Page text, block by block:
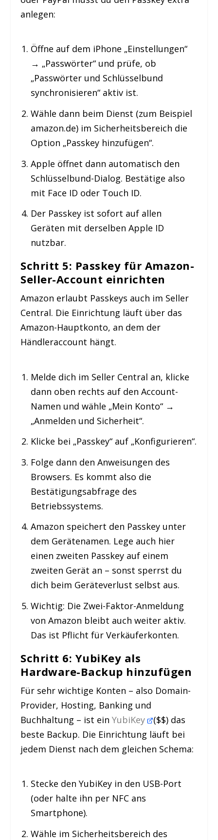
anlegen:
Öffne auf dem iPhone „Einstellungen“
→ „Passwörter“ und prüfe, ob
„Passwörter und Schlüsselbund
synchronisieren“ aktiv ist.
Wähle dann beim Dienst (zum Beispiel
amazon.de) im Sicherheitsbereich die
Option „Passkey hinzufügen“.
Apple öffnet dann automatisch den
Schlüsselbund-Dialog. Bestätige also
mit Face ID oder Touch ID.
Der Passkey ist sofort auf allen
Geräten mit derselben Apple ID
nutzbar.
Schritt 5: Passkey für Amazon-
Seller-Account einrichten
Amazon erlaubt Passkeys auch im Seller
Central. Die Einrichtung läuft über das
Amazon-Hauptkonto, an dem der
Händleraccount hängt.
Melde dich im Seller Central an, klicke
dann oben rechts auf den Account-
Namen und wähle „Mein Konto“ →
„Anmelden und Sicherheit“.
Klicke bei „Passkey“ auf „Konfigurieren“.
Folge dann den Anweisungen des
Browsers. Es kommt also die
Bestätigungsabfrage des
Betriebssystems.
Amazon speichert den Passkey unter
dem Gerätenamen. Lege auch hier
einen zweiten Passkey auf einem
zweiten Gerät an – sonst sperrst du
dich beim Geräteverlust selbst aus.
Wichtig: Die Zwei-Faktor-Anmeldung
von Amazon bleibt auch weiter aktiv.
Das ist Pflicht für Verkäuferkonten.
Schritt 6: YubiKey als
Hardware-Backup hinzufügen
Für sehr wichtige Konten – also Domain-
Provider, Hosting, Banking und
Buchhaltung – ist einYubiKey ($$) das
beste Backup. Die Einrichtung läuft bei
jedem Dienst nach dem gleichen Schema:
Stecke den YubiKey in den USB-Port
(oder halte ihn per NFC ans
Smartphone).
Wähle im Sicherheitsbereich des